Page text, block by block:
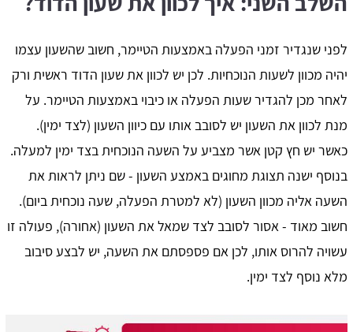
לפני שנגדיר זמני הפעלה באמצעות הטיימר, חשוב שהשעון עצמו
יהיה מכוון לשעות הנוכחיות. לכן יש לכוון את שעון הדוד ראשית ורק
לאחר מכן להגדיר שעות הפעלה או כיבוי באמצעות הטיימר. על
מנת לכוון את השעון יש לסובב אותו עם כיוון השעון (לצד ימין).
כאשר יש חץ קטן אשר מצביע על השעה הנוכחית בצד ימין למעלה.
בנוסף ישנה תצוגת מחוגים באמצע השעון - שם ניתן לראות את
השעה אליה מכוון השעון (לא למטרת הפעלה, שעה נוכחית ביום).
חשוב מאוד - אסור לסובב לצד שמאל את השעון (אחורה), פעולה זו
עשויה להרוס אותו, לכן אם פספסתם את השעה, יש לבצע סיבוב
מלא נוסף לצד ימין.